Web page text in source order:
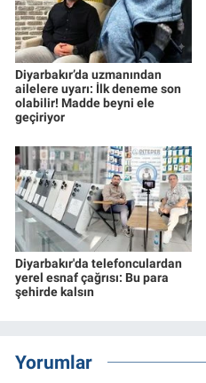
Diyarbakır’da uzmanından
ailelere uyarı: İlk deneme son
olabilir! Madde beyni ele
geçiriyor
Diyarbakır'da telefonculardan
yerel esnaf çağrısı: Bu para
şehirde kalsın
Yorumlar